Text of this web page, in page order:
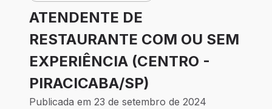
ATENDENTE DE
RESTAURANTE COM OU SEM
EXPERIÊNCIA (CENTRO -
PIRACICABA/SP)
Publicada em 23 de setembro de 2024